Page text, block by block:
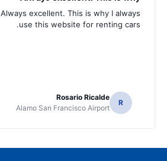
Always excellent. This is why I always
use this website for renting cars.
R
Rosario Ricalde
Alamo San Francisco Airport